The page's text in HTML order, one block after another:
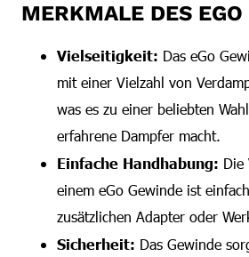
MERKMALE DES
Vielseitigkeit: Das eGo
mit einer Vielzahl von
was es zu einer beliebten
erfahrene Dampfer macht.
Einfache Handhabung: Die
einem eGo Gewinde ist
zusätzlichen Adapter oder
Sicherheit: Das Gewinde